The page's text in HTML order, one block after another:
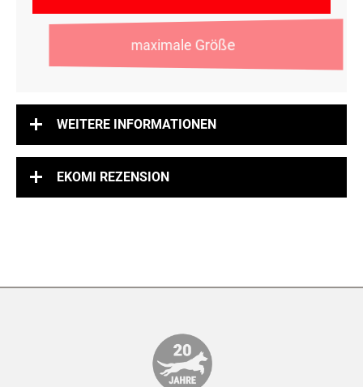
maximale Größe
WEITERE INFORMATIONEN
EKOMI REZENSION